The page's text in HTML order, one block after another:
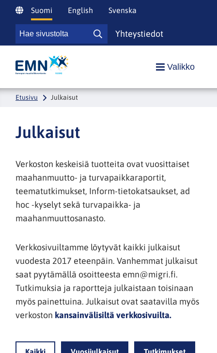
Siirry
sisältöön
Suomi English Svenska
Hae
sivustolta
Hae
sivustolta
Yhteystiedot
Etusivulle
Valikko
Etusivu Julkaisut
Julkaisut
Verkoston keskeisiä tuotteita ovat vuosittaiset
maahanmuutto- ja turvapaikkaraportit,
teematutkimukset, Inform-tietokatsaukset, ad
hoc -kyselyt sekä turvapaikka- ja
maahanmuuttosanasto.
Verkkosivuiltamme löytyvät kaikki julkaisut
vuodesta 2017 eteenpäin. Vanhemmat julkaisut
saat pyytämällä osoitteesta emn@migri.fi.
Tutkimuksia ja raportteja julkaistaan toisinaan
myös painettuina. Julkaisut ovat saatavilla myös
verkoston kansainvälisiltä verkkosivuilta.(siirryt
palveluun)